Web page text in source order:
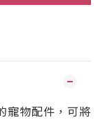
寵物配件，可將